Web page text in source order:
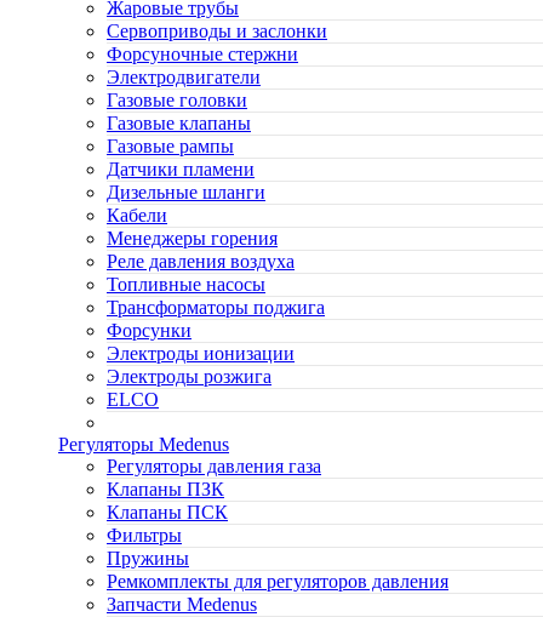
Жаровые трубы
Сервоприводы и заслонки
Форсуночные стержни
Электродвигатели
Газовые головки
Газовые клапаны
Газовые рампы
Датчики пламени
Дизельные шланги
Кабели
Менеджеры горения
Реле давления воздуха
Топливные насосы
Трансформаторы поджига
Форсунки
Электроды ионизации
Электроды розжига
ELCO
Регуляторы Medenus
Регуляторы давления газа
Клапаны ПЗК
Клапаны ПСК
Фильтры
Пружины
Ремкомплекты для регуляторов давления
Запчасти Medenus